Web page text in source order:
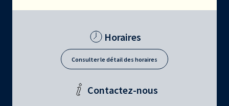
Horaires
Consulter le détail des horaires
Contactez-nous